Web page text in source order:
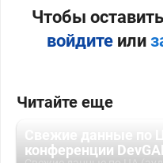
Чтобы
войдитеили
Читайте еще
конференции